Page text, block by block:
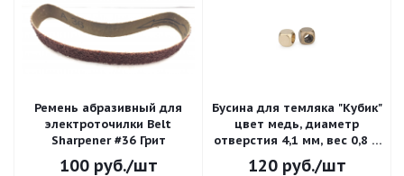
Ремень абразивный для
электроточилки Belt
Sharpener #36 Грит
100руб./шт
Бусина для темляка "Кубик"
цвет медь, диаметр
отверстия 4,1 мм, вес 0,8 г,
размер 6,0 мм
120руб./шт